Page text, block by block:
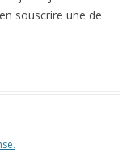
souscrire une de